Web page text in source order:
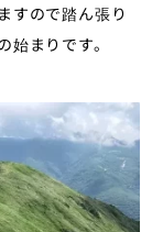
すので踏ん張り
まりです。